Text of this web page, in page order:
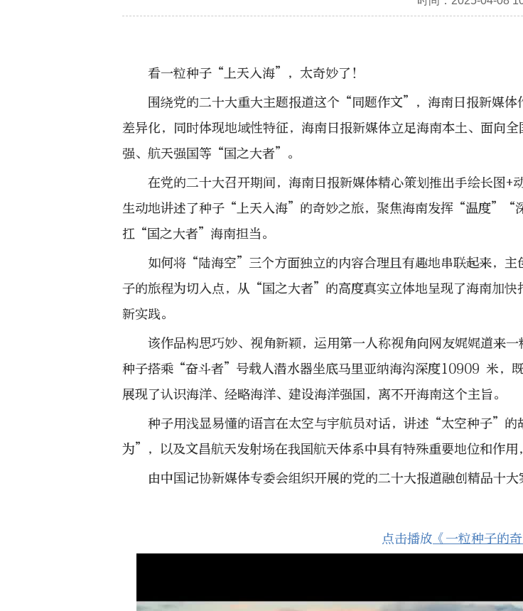
看一粒种子“上天入海”，太奇妙了！
围绕党的二十大重大主题报道这个“同题作文”，海南日报新媒
差异化，同时体现地域性特征，海南日报新媒体立足海南本土、面向
强、航天强国等“国之大者”。
在党的二十大召开期间，海南日报新媒体精心策划推出手绘长图+
生动地讲述了种子“上天入海”的奇妙之旅，聚焦海南发挥“温度
扛“国之大者”海南担当。
如何将“陆海空”三个方面独立的内容合理且有趣地串联起来，
子的旅程为切入点，从“国之大者”的高度真实立体地呈现了海南加快
新实践。
该作品构思巧妙、视角新颖，运用第一人称视角向网友娓娓道来
种子搭乘“奋斗者”号载人潜水器坐底马里亚纳海沟深度10909 米，
展现了认识海洋、经略海洋、建设海洋强国，离不开海南这个主旨。
种子用浅显易懂的语言在太空与宇航员对话，讲述“太空种子”
为”，以及文昌航天发射场在我国航天体系中具有特殊重要地位和作
由中国记协新媒体专委会组织开展的党的二十大报道融创精品十
点击播放 《一粒种子的